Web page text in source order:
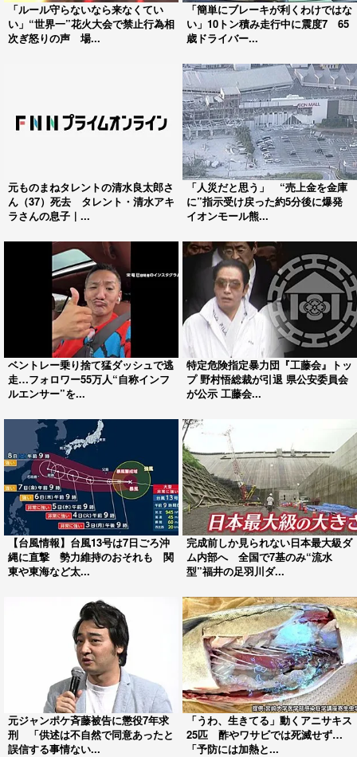
「ルール守らないなら来なくてい
い」“世界一”花火大会で禁止行為相
次ぎ怒りの声 場...
「簡単にブレーキが利くわけではな
い」10トン積み走行中に震度7 65
歳ドライバー...
元ものまねタレントの清水良太郎さ
ん（37）死去 タレント・清水アキ
ラさんの息子｜...
「人災だと思う」 “売上金を金庫
に”指示受け戻った約5分後に爆発
イオンモール熊...
ベントレー乗り捨て猛ダッシュで逃
走…フォロワー55万人“自称インフ
ルエンサー”を...
特定危険指定暴力団『工藤会』トッ
プ 野村悟総裁が引退 県公安委員会
が公示 工藤会...
【台風情報】台風13号は7日ごろ沖
縄に直撃 勢力維持のおそれも 関
東や東海など太...
完成前しか見られない日本最大級ダ
ム内部へ 全国で7基のみ“流水
型”福井の足羽川ダ...
元ジャンポケ斉藤被告に懲役7年求
刑 「供述は不自然で同意あったと
誤信する事情ない...
「うわ、生きてる」動くアニサキス
25匹 酢やワサビでは死滅せず…
「予防には加熱と...